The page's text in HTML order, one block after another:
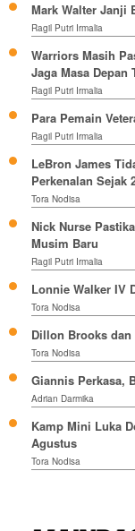
Mark Walter Janji
Ragil Putri Irmalia
Warriors Masih
Jaga Masa Depan
Ragil Putri Irmalia
Para Pemain
Ragil Putri Irmalia
LeBron James
Perkenalan Sejak
Tora Nodisa
Nick Nurse
Musim Baru
Ragil Putri Irmalia
Lonnie Walker IV
Tora Nodisa
Dillon Brooks dan
Tora Nodisa
Giannis Perkasa,
Adrian Darmika
Kamp Mini Luka
Agustus
Tora Nodisa